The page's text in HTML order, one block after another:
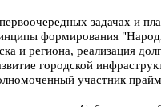
задачах и
формирования
и региона, реализация
городской
участник